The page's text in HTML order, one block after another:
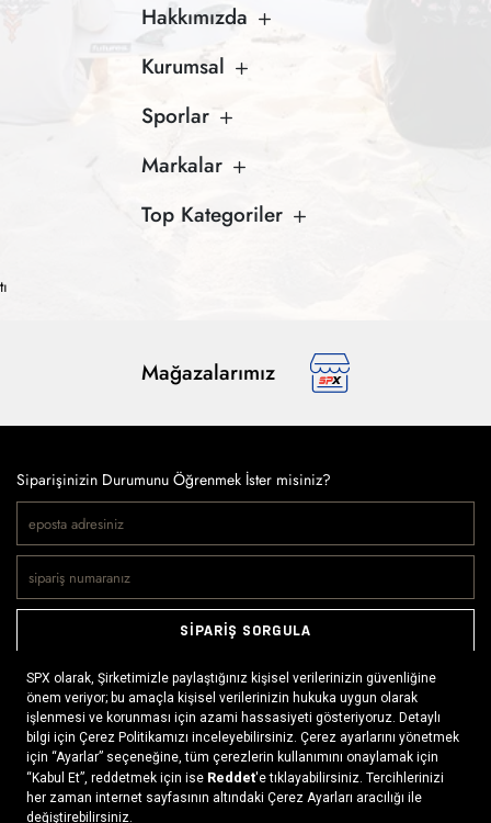
Hakkımızda
Kurumsal
Sporlar
Markalar
Top Kategoriler
Mağazalarımız
Siparişinizin Durumunu Öğrenmek İster misiniz?
SİPARİŞ SORGULA
Doğaya ve spora tutkuyla bağlı olanların markası SPX, çeşitli
kategorilerde sunduğu spor giyim ürünleri, outdoor ayakkabılar,
ekipman ve aksesuarlar ile, her yerde ve her koşulda doğayla
buluşmayı mümkün kılıyor. Daima aktif bir yaşam tarzını
benimseyenlerin ihtiyaç duyabileceği her şey, SPX’in online
x